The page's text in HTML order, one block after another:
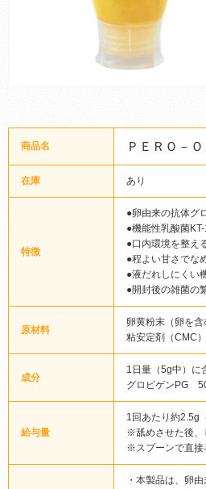
商品名 ＰＥＲＯ－
在庫 あり
特徴
●卵由来の抗体グ
●機能性乳酸菌
●口内環境を整え
●程よい甘さでな
●液だれしにくい
●開封後の雑菌の
原材料
卵黄粉末（卵を
粘安定剤（CMC
成分
1日量（5g中）に
グロビゲンPG
給与量
1回あたり約2.5g
※舐めさせた後、
※スプーンで直接
・本製品は、卵